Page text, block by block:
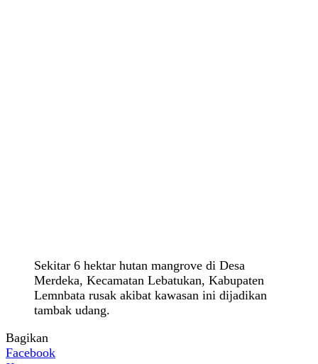
Sekitar 6 hektar hutan mangrove di Desa
Merdeka, Kecamatan Lebatukan, Kabupaten
Lemnbata rusak akibat kawasan ini dijadikan
tambak udang.
Bagikan
Facebook